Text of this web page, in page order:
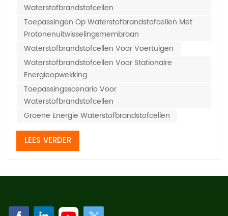
vooruitzichten. Hieronder volgen de belangrijkste toe...
Waterstofbrandstofcellen
Toepassingen Op Waterstofbrandstofcellen Met
Protonenuitwisselingsmembraan
Waterstofbrandstofcellen Voor Voertuigen
Waterstofbrandstofcellen Voor Stationaire
Energieopwekking
Toepassingsscenario Voor
Waterstofbrandstofcellen
Groene Energie Waterstofbrandstofcellen
LEES VERDER